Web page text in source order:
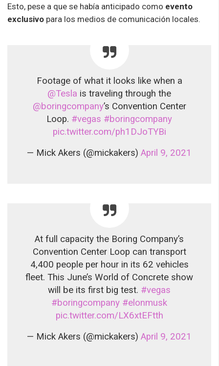
Esto, pese a que se había anticipado como evento
exclusivo para los medios de comunicación locales.
Footage of what it looks like when a
@Tesla is traveling through the
@boringcompany’s Convention Center
Loop. #vegas #boringcompany
pic.twitter.com/ph1DJoTYBi
— Mick Akers (@mickakers) April 9, 2021
At full capacity the Boring Company’s
Convention Center Loop can transport
4,400 people per hour in its 62 vehicles
fleet. This June’s World of Concrete show
will be its first big test. #vegas
#boringcompany #elonmusk
pic.twitter.com/LX6xtEFtth
— Mick Akers (@mickakers) April 9, 2021